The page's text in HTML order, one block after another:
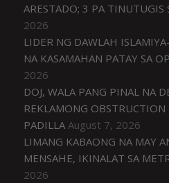
ARESTADO; 3 PA TINUTUGIS
2026
LIDER NG DAWLAH
NA KASAMAHAN PATAY SA
2026
DOJ, WALA PANG PINAL NA
REKLAMONG OBSTRUCTION
PADILLA August 7, 2026
LIMANG KABAONG NA MAY
MENSAHE, IKINALAT SA
2026